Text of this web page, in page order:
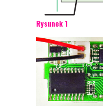
Rysunek 1